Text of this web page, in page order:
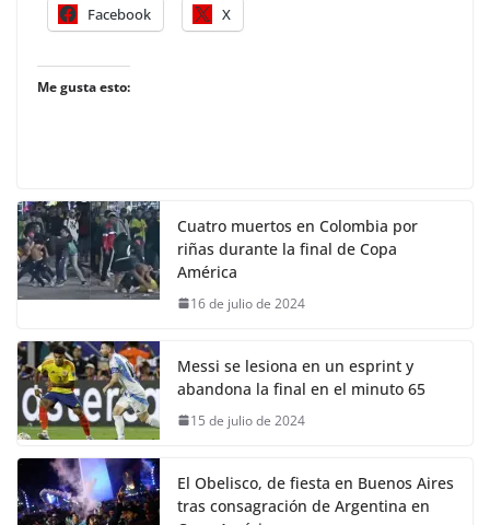
Facebook X
Me gusta esto:
Cuatro muertos en Colombia por
riñas durante la final de Copa
América
16 de julio de 2024
Messi se lesiona en un esprint y
abandona la final en el minuto 65
15 de julio de 2024
El Obelisco, de fiesta en Buenos Aires
tras consagración de Argentina en